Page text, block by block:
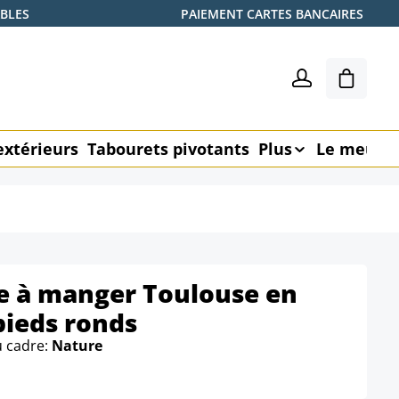
PAIEMENT CARTES BANCAIRES
Le
Tabourets pivotants Plus Le
à manger Toulouse en
ronds
cadre: Nature